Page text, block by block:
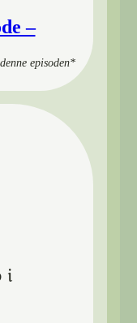
–
episoden*
i